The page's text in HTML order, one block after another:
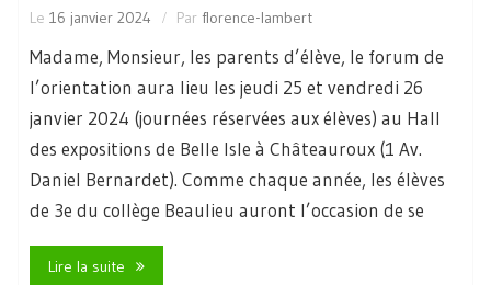
Le 16 janvier 2024 Par florence-lambert
Madame, Monsieur, les parents d’élève, le forum de
l’orientation aura lieu les jeudi 25 et vendredi 26
janvier 2024 (journées réservées aux élèves) au Hall
des expositions de Belle Isle à Châteauroux (1 Av.
Daniel Bernardet). Comme chaque année, les élèves
de 3e du collège Beaulieu auront l’occasion de se
Lire la suite